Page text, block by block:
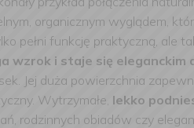
organicznym wyglądem,
pełni funkcję praktyczną, ale
wzrok i staje się eleganckim
Jej duża powierzchnia
Wytrzymałe, lekko
rodzinnych obiadów czy